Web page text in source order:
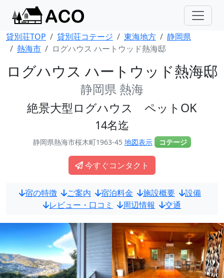
貸別荘TOP 貸別荘コテージ 東海地方
静岡県
熱海市
ログハウス ハートウッド熱海邸
ログハウス ハートウッド熱海邸
静岡県 熱海
絶景大型ログハウス ペットOK
14名迄
静岡県熱海市桜木町1963-45 地図表示 コテージ
今すぐコンタクト
宿の特徴 ご案内 宿泊料金 施設概要
設備
レビュー・口コミ
周辺情報 交通